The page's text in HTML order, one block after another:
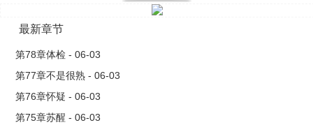
堪。沉灏看着躺在自己怀里睡得安静惬意的少女，两人此时浑身
赤裸，她软绵的奶子紧紧贴在他的腹肌上被挤压变了形，他黯沉
的黑眸中藏着复杂的情愫，突然想到不久前查出的报告，还有他
们无数个日夜的颠倒缠绵，似乎有什么东西要破土而出。难怪见
到她会有种特别的亲近感，原来他一直以来操得都是自己的亲妹
妹。或许愧疚和后悔是有的，但是做都做了，比起道德伦理，比
最新章节
第78章体检 - 06-03
第77章不是很熟 - 06-03
第76章怀疑 - 06-03
第75章苏醒 - 06-03